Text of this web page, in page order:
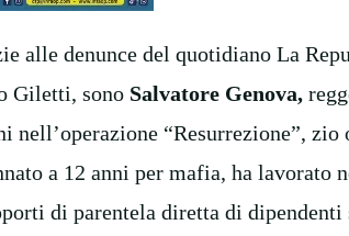
alle denunce del quotidiano La
Giletti, sono Salvatore Genova,
nell’operazione “Resurrezione”,
a 12 anni per mafia, ha lavorato
di parentela diretta di